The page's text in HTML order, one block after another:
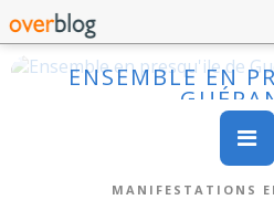
ENSEMBLE EN
MANIFESTATIONS